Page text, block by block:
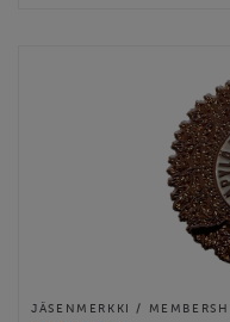
JÄSENMERKKI /